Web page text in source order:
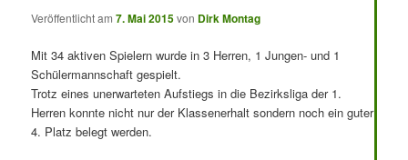
Veröffentlicht am7. Mai 2015von Dirk Montag
Mit 34 aktiven Spielern wurde in 3 Herren, 1 Jungen- und 1
Schülermannschaft gespielt.
Trotz eines unerwarteten Aufstiegs in die Bezirksliga der 1.
Herren konnte nicht nur der Klassenerhalt sondern noch ein guter
4. Platz belegt werden.